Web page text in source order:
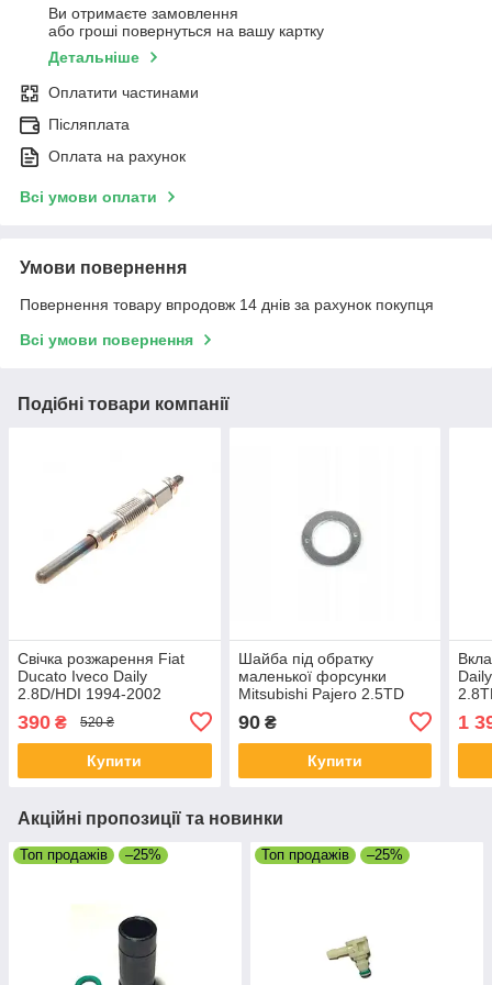
Ви отримаєте замовлення
або гроші повернуться на вашу картку
Детальніше
Оплатити частинами
Післяплата
Оплата на рахунок
Всі умови оплати
Умови повернення
Повернення товару впродовж 14 днів за рахунок покупця
Всі умови повернення
Подібні товари компанії
Свічка розжарення Fiat
Ducato Iveco Daily
2.8D/HDI 1994-2002
390 ₴ 520 ₴
Купити
Шайба під обратку
маленької форсунки
Mitsubishi Pajero 2.5TD
90₴
Купити
1
Акційні пропозиції та новинки
Топ продажів –25% Топ продажів –25%